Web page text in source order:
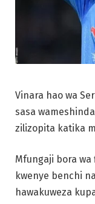
Vinara hao wa
sasa
zilizopita katika
Mfungaji bora
kwenye benchi
hawakuweza